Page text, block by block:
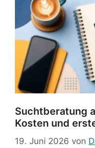
Suchtberatung
Kosten und
19. Juni 2026 von